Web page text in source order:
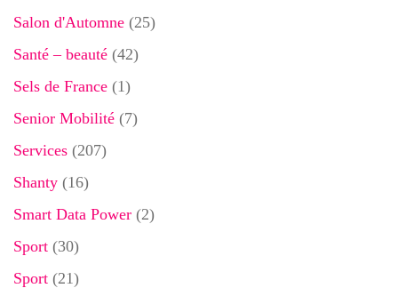
Salon d'Automne (25)
Santé – beauté (42)
Sels de France (1)
Senior Mobilité (7)
Services (207)
Shanty (16)
Smart Data Power (2)
Sport (30)
Sport (21)